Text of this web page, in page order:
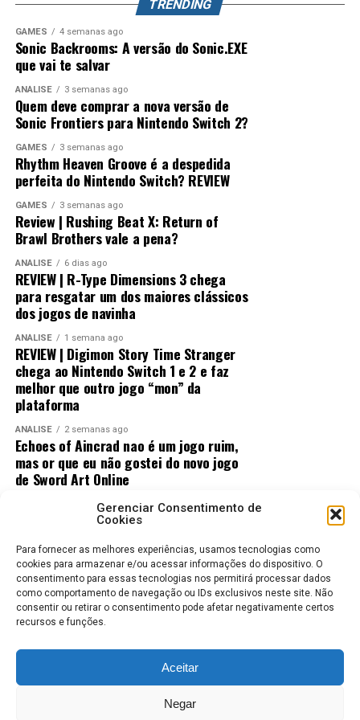
Gerenciar Consentimento de
Cookies
Para fornecer as melhores experiências, usamos tecnologias como
cookies para armazenar e/ou acessar informações do dispositivo. O
consentimento para essas tecnologias nos permitirá processar dados
como comportamento de navegação ou IDs exclusivos neste site. Não
consentir ou retirar o consentimento pode afetar negativamente certos
recursos e funções.
Aceitar
Negar
que já conquistou milhões de jogadores ao redor do
mundo. Splatoon Raiders pode até parecer um spin-off,
mas também pode representar o primeiro passo para a
maior evolução que a série já teve.
Desempenho impressionante no
Switch 2 e um verdadeiro milagre no
Switch 1
Visualmente, o jogo impressiona bastante.
NoNintendo Switch 2, a qualidade gráfica
praticamente não fica devendo em relação às versões de
PlayStation 5 e Xbox, entregando uma experiência
muito próxima dos consoles mais potentes.
Já noNintendo Switch 1, o trabalho de otimização
merece elogios. Naturalmente existem reduções na
qualidade das texturas e alguns ajustes gráficos, mas o
resultado final continua muito bonito.
TRENDING
GAMES 4 semanas ago
Sonic Backrooms: A versão do Sonic.EXE
que vai te salvar
ANÁLISE 3 semanas ago
Quem deve comprar a nova versão de
Sonic Frontiers para Nintendo Switch 2?
GAMES 3 semanas ago
Rhythm Heaven Groove é a despedida
perfeita do Nintendo Switch? REVIEW
GAMES 3 semanas ago
Review | Rushing Beat X: Return of
Brawl Brothers vale a pena?
ANÁLISE 6 dias ago
REVIEW | R-Type Dimensions 3 chega
para resgatar um dos maiores clássicos
dos jogos de navinha
ANÁLISE 1 semana ago
REVIEW | Digimon Story Time Stranger
chega ao Nintendo Switch 1 e 2 e faz
melhor que outro jogo “mon” da
plataforma
ANÁLISE 2 semanas ago
Echoes of Aincrad nao é um jogo ruim,
mas or que eu não gostei do novo jogo
de Sword Art Online
2 semanas ago
Jogos Amados e Odiados do Sonic: Os
ROBERTO KARLOS COLABORADORES
POLÍTICA DE PRIVACIDADE
TERMOS DE USO